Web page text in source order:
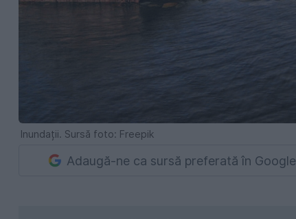
Inundații. Sursă foto: Freepik
Adaugă-ne ca sursă preferată în Google